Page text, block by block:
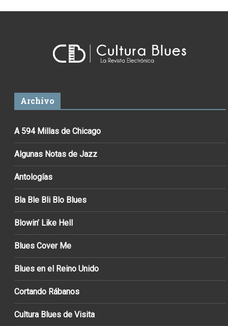
Archivo
A 594 Millas de Chicago
Algunas Notas de Jazz
Antologías
Bla Ble Bli Blo Blues
Blowin’ Like Hell
Blues Cover Me
Blues en el Reino Unido
Cortando Rábanos
Cultura Blues de Visita